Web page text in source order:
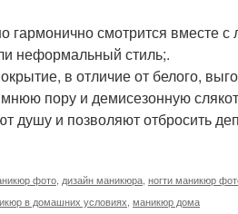
гармонично смотрится вместе
неформальный стиль;.
в отличие от белого,
пору и демисезонную
душу и позволяют отбросить
фото дизайн маникюра ногти маникюр
в домашних условиях маникюр дома